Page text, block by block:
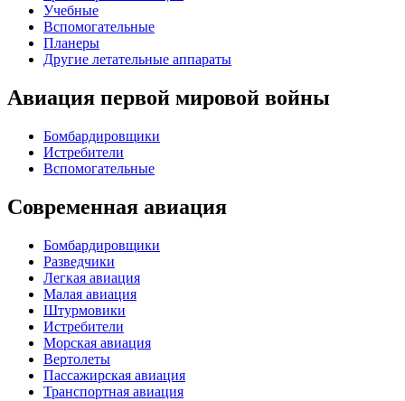
Учебные
Вспомогательные
Планеры
Другие летательные аппараты
Авиация первой мировой войны
Бомбардировщики
Истребители
Вспомогательные
Современная авиация
Бомбардировщики
Разведчики
Легкая авиация
Малая авиация
Штурмовики
Истребители
Морская авиация
Вертолеты
Пассажирская авиация
Транспортная авиация